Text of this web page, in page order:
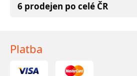
6 prodejen po celé ČR
Platba